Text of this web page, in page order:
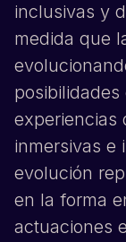
inclusivas y
medida que
experiencias
inmersivas e
evolución
en la forma
actuaciones